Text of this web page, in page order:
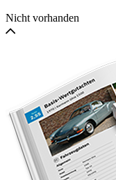
Nicht vorhanden